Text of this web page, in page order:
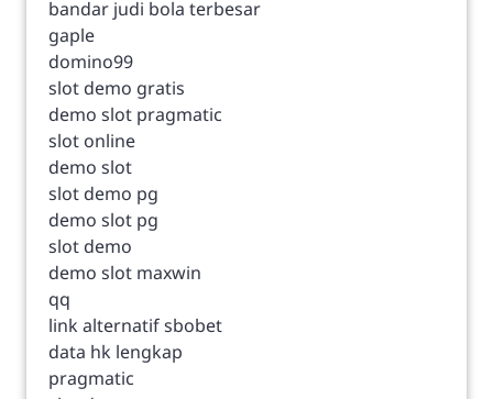
bandar judi bola terbesar
gaple
domino99
slot demo gratis
demo slot pragmatic
slot online
demo slot
slot demo pg
demo slot pg
slot demo
demo slot maxwin
qq
link alternatif sbobet
data hk lengkap
pragmatic